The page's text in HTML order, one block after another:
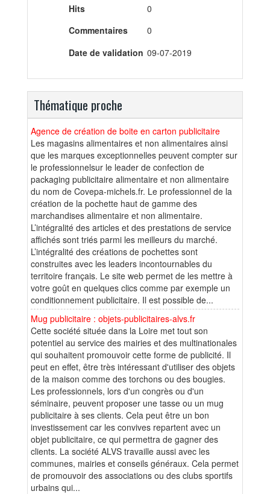
Hits
0
Commentaires
0
Date de validation 09-07-2019
Thématique proche
Agence de création de boite en carton publicitaire
Les magasins alimentaires et non alimentaires ainsi
que les marques exceptionnelles peuvent compter sur
le professionnelsur le leader de confection de
packaging publicitaire alimentaire et non alimentaire
du nom de Covepa-michels.fr. Le professionnel de la
création de la pochette haut de gamme des
marchandises alimentaire et non alimentaire.
L’intégralité des articles et des prestations de service
affichés sont triés parmi les meilleurs du marché.
L’intégralité des créations de pochettes sont
construites avec les leaders incontournables du
territoire français. Le site web permet de les mettre à
votre goût en quelques clics comme par exemple un
conditionnement publicitaire. Il est possible de...
Mug publicitaire : objets-publicitaires-alvs.fr
Cette société située dans la Loire met tout son
potentiel au service des mairies et des multinationales
qui souhaitent promouvoir cette forme de publicité. Il
peut en effet, être très intéressant d'utiliser des objets
de la maison comme des torchons ou des bougies.
Les professionnels, lors d'un congrès ou d'un
séminaire, peuvent proposer une tasse ou un mug
publicitaire à ses clients. Cela peut être un bon
investissement car les convives repartent avec un
objet publicitaire, ce qui permettra de gagner des
clients. La société ALVS travaille aussi avec les
communes, mairies et conseils généraux. Cela permet
de promouvoir des associations ou des clubs sportifs
urbains qui...